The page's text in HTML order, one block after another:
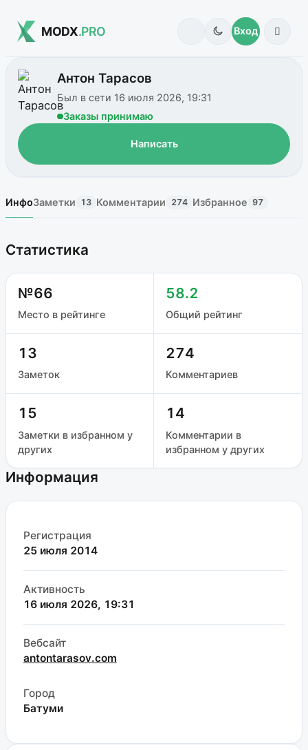
MODX.PRO Вход
Антон Тарасов
Был в сети 16 июля 2026, 19:31
Заказы принимаю
Написать
ИнфоЗаметки 13 Комментарии 274 Избранное 97
Статистика
№66
Место в рейтинге
58.2
Общий рейтинг
13
Заметок
274
Комментариев
15
Заметки в избранном у
других
14
Комментарии в
избранном у других
Информация
Регистрация
25 июля 2014
Активность
16 июля 2026, 19:31
Вебсайт
antontarasov.com
Город
Батуми